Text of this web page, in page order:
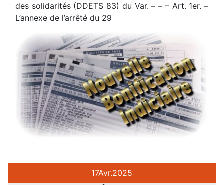
des solidarités (DDETS 83) du Var. – – – Art. 1er. –
L’annexe de l’arrêté du 29
17Avr.2025